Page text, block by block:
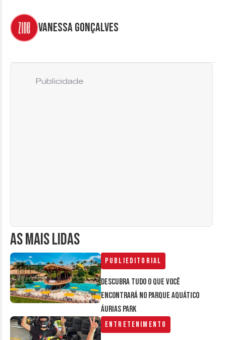
Vanessa Gonçalves
AS MAIS LIDAS
Publieditorial
Descubra tudo o que você
encontrará no parque aquático
Áurias Park
Entretenimento
Publicidade